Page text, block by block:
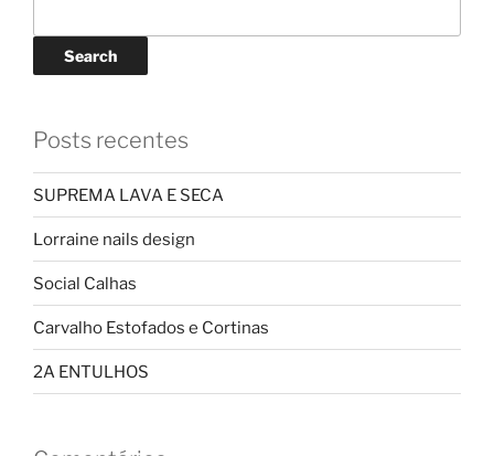
Search
Posts recentes
SUPREMA LAVA E SECA
Lorraine nails design
Social Calhas
Carvalho Estofados e Cortinas
2A ENTULHOS